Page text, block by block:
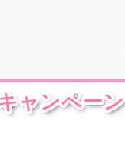
ャンペーン